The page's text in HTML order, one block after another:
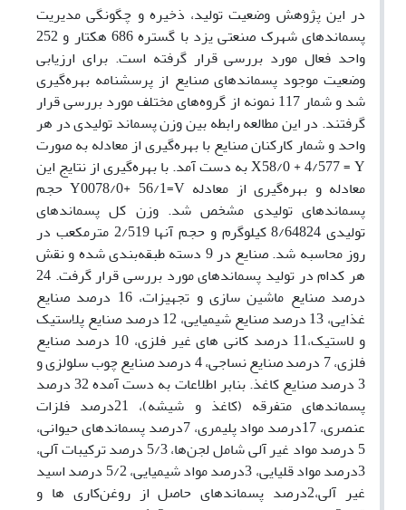
در این پژوهش وضعیت تولید، ذخیره و چگونگی مدیریت
پسماندهای شهرک صنعتی یزد با گستره 686 هکتار و 252
واحد فعال مورد بررسی قرار گرفته است. برای ارزیابی
وضعیت موجود پسماندهای صنایع از پرسشنامه بهره‌گیری
شد و شمار 117 نمونه از گروه‌های مختلف مورد بررسی قرار
گرفتند. در این مطالعه رابطه بین وزن پسماند تولیدی در هر
واحد و شمار کارکنان صنایع با بهره‌گیری از معادله به صورت
X58/0 + 4/577 = Y به دست آمد. با بهره‌گیری از نتایج این
معادله و بهره‌گیری از معادله Y0078/0+ 56/1=V حجم
پسماندهای تولیدی مشخص شد. وزن کل پسماندهای
تولیدی 8/64824 کیلوگرم و حجم آنها 2/519 مترمکعب در
روز محاسبه شد. صنایع در 9 دسته طبقه‌بندی شده و نقش
هر کدام در تولید پسماندهای مورد بررسی قرار گرفت. 24
درصد صنایع ماشین سازی و تجهیزات، 16 درصد صنایع
غذایی، 13 درصد صنایع شیمیایی، 12 درصد صنایع پلاستیک
و لاستیک،11 درصد کانی های غیر فلزی، 10 درصد صنایع
فلزی، 7 درصد ‌صنایع نساجی، 4 درصد صنایع چوب سلولزی و
3 درصد صنایع کاغذ. بنابر اطلاعات به دست آمده 32 درصد
پسماندهای متفرقه (کاغذ و شیشه)، 21درصد فلزات
عنصری، 17درصد مواد پلیمری، 7درصد پسماندهای حیوانی،
5 درصد مواد غیر آلی شامل لجن‌ها، 5/3 درصد ترکیبات آلی،
3درصد مواد قلیایی، 3درصد مواد شیمیایی، 5/2 درصد اسید
غیر آلی،2درصد پسماندهای حاصل از روغن‌کاری ‌ها و